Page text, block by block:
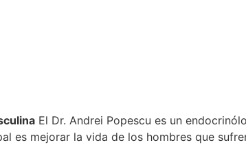
El Dr. Andrei Popescu es un
es mejorar la vida de los hombres que